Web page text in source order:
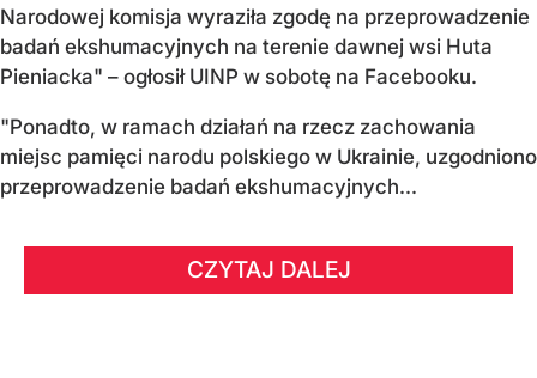
Narodowej komisja wyraziła zgodę na przeprowadzenie
badań ekshumacyjnych na terenie dawnej wsi Huta
Pieniacka" – ogłosił UINP w sobotę na Facebooku.
"Ponadto, w ramach działań na rzecz zachowania
miejsc pamięci narodu polskiego w Ukrainie, uzgodniono
przeprowadzenie badań ekshumacyjnych...
CZYTAJ DALEJ